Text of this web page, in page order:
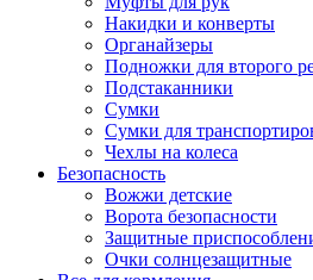
Накидки и конверты
Органайзеры
Подножки для второго
Подстаканники
Сумки
Сумки для
Чехлы на колеса
Безопасность
Вожжи детские
Ворота безопасности
Защитные
Очки солнцезащитные